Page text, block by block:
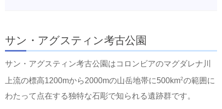
サン・アグスティン考古公園
サン・アグスティン考古公園はコロンビアのマグダレナ川
上流の標高1200mから2000mの山岳地帯に500km2の範囲に
わたって点在する独特な石彫で知られる遺跡群です。